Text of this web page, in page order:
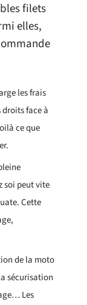
filets
elles,
les frais
droits face à
ce que
soi peut vite
Cette
de la moto
sécurisation
Les